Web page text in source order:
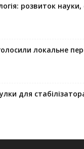
розвиток науки,
локальне
для